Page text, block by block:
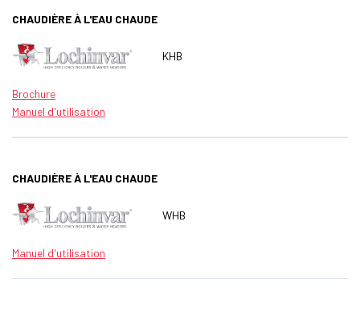
KHB
CHAUDIÈRE À L'EAU CHAUDE
Brochure
Manuel d'utilisation
WHB
CHAUDIÈRE À L'EAU CHAUDE
Manuel d'utilisation